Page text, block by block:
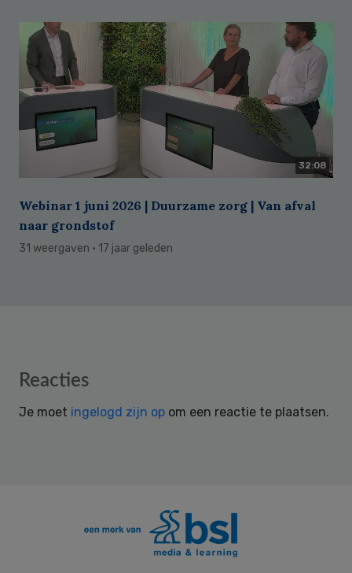
32:08
Webinar 1 juni 2026 | Duurzame zorg | Van afval
naar grondstof
31 weergaven · 17 jaar geleden
Reader
Reacties
Je moet ingelogd zijn op om een reactie te plaatsen.